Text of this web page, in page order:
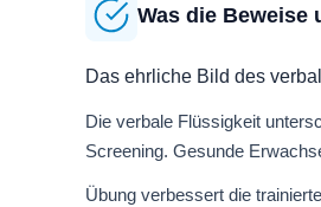
Was die Beweise
Das ehrliche Bild des
Die verbale Flüssigkeit
Screening. Gesunde
Übung verbessert die